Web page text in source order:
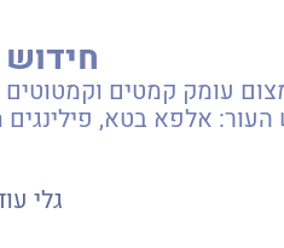
העור: אלפא בטא, פילינגים
גלי